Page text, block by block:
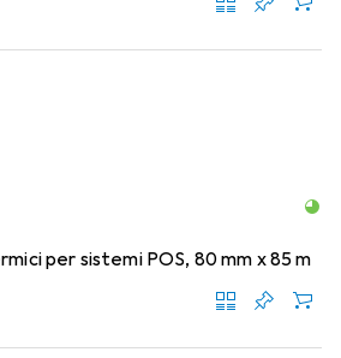
per sistemi POS, 80 mm x 85 m